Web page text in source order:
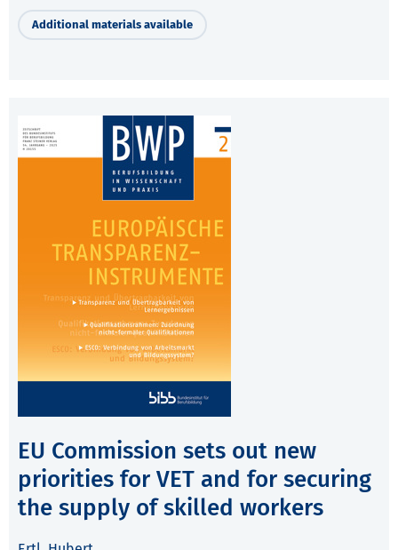
Additional materials available
EU Commission sets out new
priorities for VET and for securing
the supply of skilled workers